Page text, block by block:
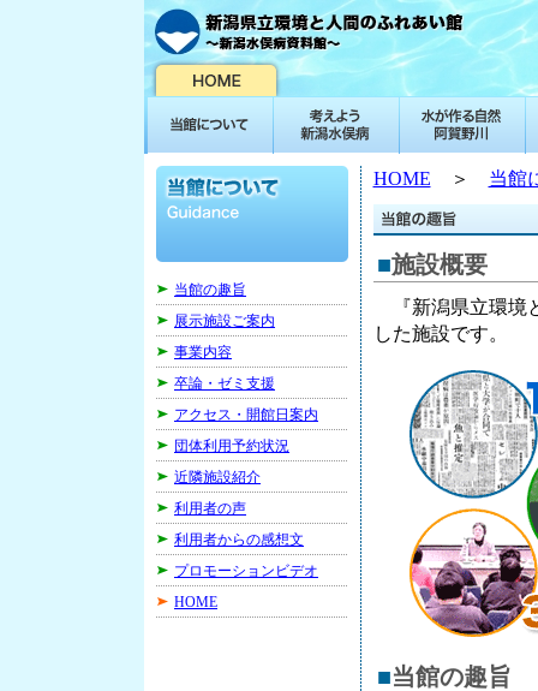
当館の趣旨
展示施設ご案内
事業内容
卒論・ゼミ支援
アクセス・開館日案内
団体利用予約状況
近隣施設紹介
利用者の声
利用者からの感想文
プロモーションビデオ
HOME
HOME ＞ 当館
■施設概要
『新潟県立環境
した施設です。
■当館の趣旨